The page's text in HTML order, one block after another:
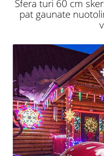
Sfera turi 60 cm
pat gaunate